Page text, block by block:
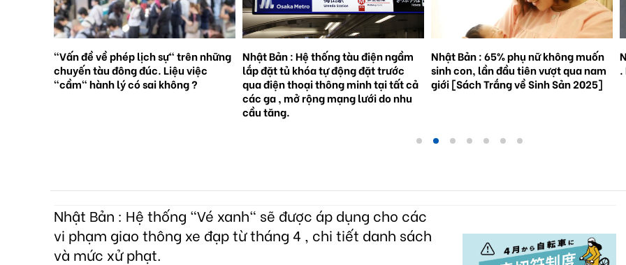
Nhật Bản : Hệ thống tàu điện ngầm
lắp đặt tủ khóa tự động đặt trước
qua điện thoại thông minh tại tất cả
Nhật Bản : 65% phụ nữ không muốn
sinh con, lần đầu tiên vượt qua nam
giới [Sách Trắng về Sinh Sản 2025]
Natto trở thành hiện tượng toàn cầu
. Bối cảnh và triển vọng tương lai.
Nhật Bản : Hệ thống "Vé xanh" sẽ được áp dụng cho các
vi phạm giao thông xe đạp từ tháng 4 , chi tiết danh sách
và mức xử phạt.